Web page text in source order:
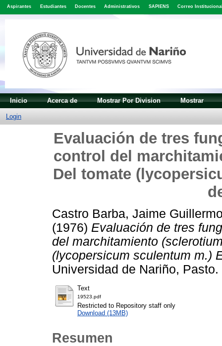
Aspirantes Estudiantes Docentes Administrativos SAPIENS Correo
Inicio Acerca de Mostrar Por Division Mostrar
Login
Evaluación de tres
control del
Del tomate
Castro Barba, Jaime
(1976) Evaluación de tres
del marchitamiento
(lycopersicum sculentum m.)
Universidad de Nariño, Pasto.
Text
19523.pdf
Restricted to Repository staff only
Download (13MB)
Resumen